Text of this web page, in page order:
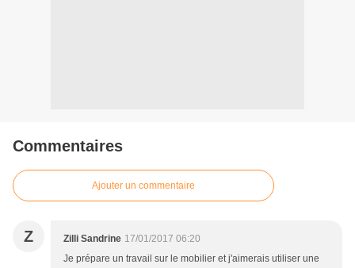
Commentaires
Ajouter un commentaire
Z Zilli Sandrine 17/01/2017 06:20
Je prépare un travail sur le mobilier et j'aimerais utiliser une